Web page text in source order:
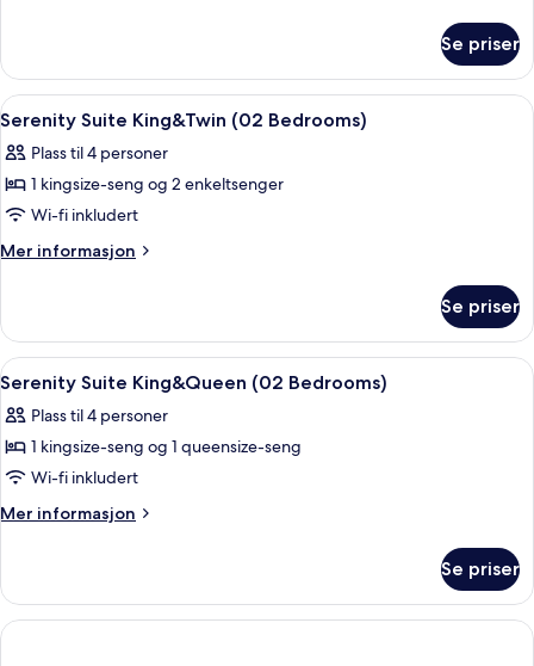
Suite
King
&
2
Bedrooms
Se priser
Åpne
alle
bildene
av
Serenity
Suite
Bedrooms)
1 soverom, safe på rommet,
6
Serenity Suite King&Twin (02 Bedrooms)
Plass til 4 personer
1 kingsize-seng og 2 enkeltsenger
Wi-fi inkludert
Mer informasjon
Mer
Suite
King&Twin
(02
Bedrooms)
Se priser
Åpne
alle
bildene
av
Serenity
Suite
Bedrooms)
1 soverom, safe på rommet,
9
Serenity Suite King&Queen (02 Bedrooms)
Plass til 4 personer
1 kingsize-seng og 1 queensize-seng
Wi-fi inkludert
Mer informasjon
Mer
Suite
King&Queen
(02
Se priser